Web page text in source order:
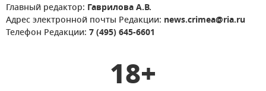
Главный редактор: Гаврилова А.В.
Адрес электронной почты Редакции: news.crimea@ria.ru
Телефон Редакции: 7 (495) 645-6601
18+